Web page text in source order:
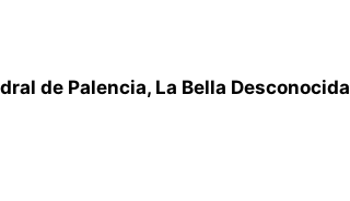
de Palencia, La Bella Desconocida